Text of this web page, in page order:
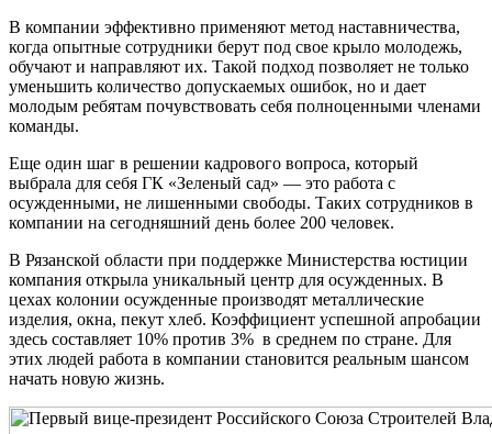
В компании эффективно применяют метод наставничества,
когда опытные сотрудники берут под свое крыло молодежь,
обучают и направляют их. Такой подход позволяет не только
уменьшить количество допускаемых ошибок, но и дает
молодым ребятам почувствовать себя полноценными членами
команды.
Еще один шаг в решении кадрового вопроса, который
выбрала для себя ГК «Зеленый сад» — это работа с
осужденными, не лишенными свободы. Таких сотрудников в
компании на сегодняшний день более 200 человек.
В Рязанской области при поддержке Министерства юстиции
компания открыла уникальный центр для осужденных. В
цехах колонии осужденные производят металлические
изделия, окна, пекут хлеб. Коэффициент успешной апробации
здесь составляет 10% против 3% в среднем по стране. Для
этих людей работа в компании становится реальным шансом
начать новую жизнь.